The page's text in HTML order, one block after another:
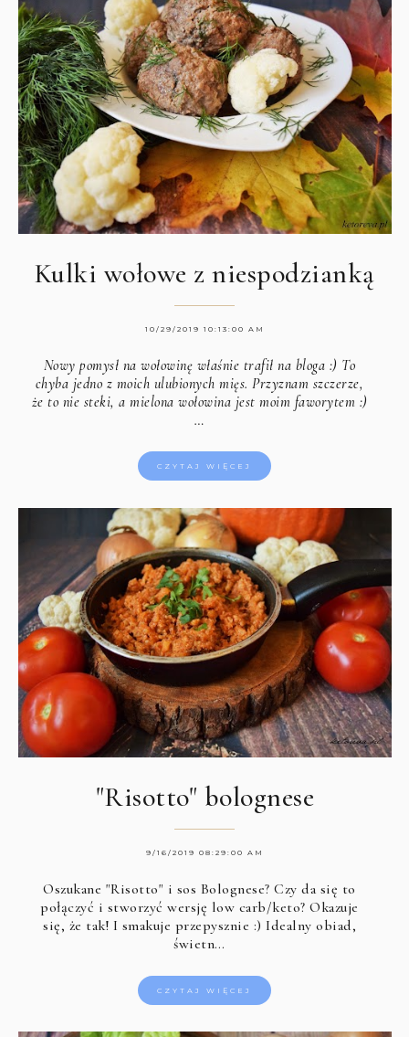
Kulki wołowe z niespodzianką
10/29/2019 10:13:00 AM
Nowy pomysł na wołowinę właśnie trafił na bloga :) To
chyba jedno z moich ulubionych mięs. Przyznam szczerze,
że to nie steki, a mielona wołowina jest moim faworytem :)
…
CZYTAJ WIĘCEJ
"Risotto" bolognese
9/16/2019 08:29:00 AM
Oszukane "Risotto" i sos Bolognese? Czy da się to
połączyć i stworzyć wersję low carb/keto? Okazuje
się, że tak! I smakuje przepysznie :) Idealny obiad,
świetn…
CZYTAJ WIĘCEJ